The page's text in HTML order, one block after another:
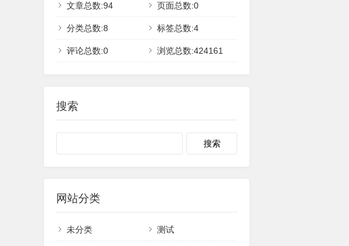
文章总数:94 页面总数:0
分类总数:8 标签总数:4
评论总数:0 浏览总数:424161
搜索
网站分类
未分类 测试